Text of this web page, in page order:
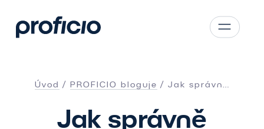
AT
Úvod PROFICIO bloguje Jak správn…
Jak správně